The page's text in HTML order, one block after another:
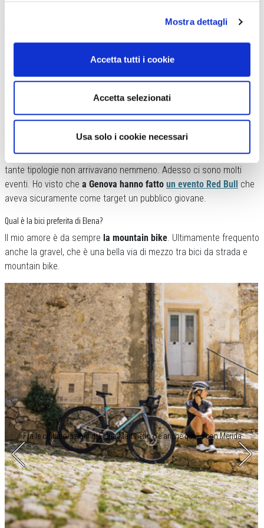
Mostra dettagli
Accetta tutti i cookie
Accetta selezionati
Usa solo i cookie necessari
Un altro vicentino, ex professionista che si chiama Pozzato, dice che si dovrebbe
smettere di raccontare il ciclismo come sport massacrante, altrimenti le giovani
che può essere quello su strada, poi c’è la mountain bike che si
divide in tante discipline. Cross country, enduro, il downhill che si
avvicina più ai giovani. C’è la BMX e ci sonotante tipologie di
chilometri, salite, dislivelli, gare.Ci sono tante possibilità che in
Italia stiamo conoscendo solo negli ultimi anni, perché prima qui
tante tipologie non arrivavano nemmeno. Adesso ci sono molti
eventi. Ho visto che a Genova hanno fatto un evento Red Bull che
aveva sicuramente come target un pubblico giovane.
Qual è la bici preferita di Elena?
Il mio amore è da sempre la mountain bike . Ultimamente frequento
anche la gravel, che è una bella via di mezzo tra bici da strada e
mountain bike.
Fra le collaborazioni di Elena Martinello c’è anche quella con Merida